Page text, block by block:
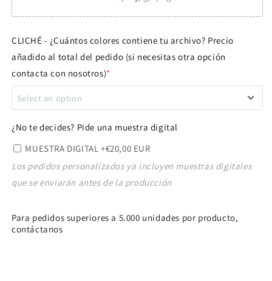
CLICHÉ - ¿Cuántos colores contiene tu archivo? Precio
añadido al total del pedido (si necesitas otra opción
contacta con nosotros)*
Select an option
1 COLOR+€60,00 EUR
¿No te decides? Pide una muestra digital
MUESTRA DIGITAL +€20,00 EUR
Los pedidos personalizados ya incluyen muestras digitales
que se enviarán antes de la producción
Para pedidos superiores a 5.000 unidades por producto,
contáctanos